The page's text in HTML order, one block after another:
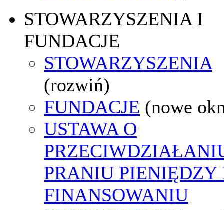
STOWARZYSZENIA I
FUNDACJE
STOWARZYSZENIA
(rozwiń)
FUNDACJE (nowe
USTAWA O
PRANIU PIENIĘDZY
FINANSOWANIU